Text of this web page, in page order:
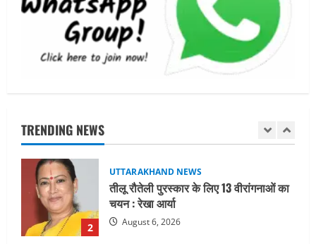
TRENDING NEWS
1
सहसपुर विधानसभा क्षेत्र के पोलिंग बूथों का
निरीक्षण कर एसआईआर आपत्ति निस्तारण
शिविर की व्यवस्थाओं का लिया जायजा
August 6, 2026
2
3
मिस उत्तराखंड 2026 के सब-कॉन्टेस्ट ‘मिस
ब्यूटीफुल आइज़’ एवं ‘मिस ब्यूटीफुल हेयर’ का
आयोजन
August 5, 2026